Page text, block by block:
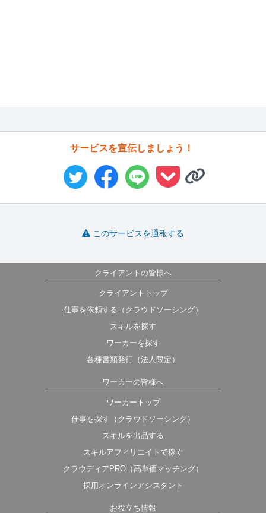
サービスを宣伝しましょう！
このサービスを通報する
クライアントの皆様へ
クライアントトップ
仕事を依頼する（クラウドソーシング）
スキルを探す
ワーカーを探す
各種書類発行（法人限定）
ワーカーの皆様へ
ワーカートップ
仕事を探す（クラウドソーシング）
スキルを出品する
スキルアフィリエイトで稼ぐ
クラウディアPRO（高単価マッチング）
採用オンラインアシスタント
お役立ち情報